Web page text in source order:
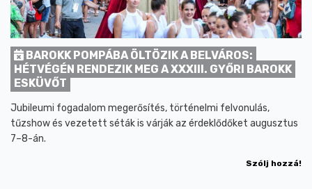
BAROKK POMPÁBA ÖLTÖZIK A BELVÁROS:
HÉTVÉGÉN RENDEZIK MEG A XXXIII. GYŐRI BAROKK
ESKÜVŐT
Jubileumi fogadalom megerősítés, történelmi felvonulás,
tűzshow és vezetett séták is várják az érdeklődőket augusztus
7–8-án.
Szólj hozzá!